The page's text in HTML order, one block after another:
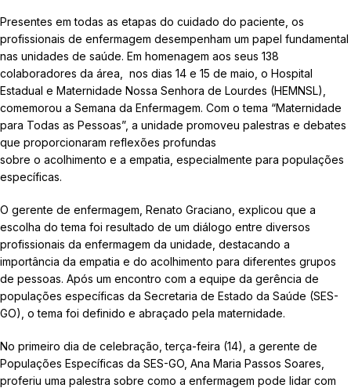
Presentes em todas as etapas do cuidado do paciente, os
profissionais de enfermagem desempenham um papel fundamental
nas unidades de saúde. Em homenagem aos seus 138
colaboradores da área, nos dias 14 e 15 de maio, o Hospital
Estadual e Maternidade Nossa Senhora de Lourdes (HEMNSL),
comemorou a Semana da Enfermagem. Com o tema “Maternidade
para Todas as Pessoas”, a unidade promoveu palestras e debates
que proporcionaram reflexões profundas
sobre o acolhimento e a empatia, especialmente para populações
específicas.
O gerente de enfermagem, Renato Graciano, explicou que a
escolha do tema foi resultado de um diálogo entre diversos
profissionais da enfermagem da unidade, destacando a
importância da empatia e do acolhimento para diferentes grupos
de pessoas. Após um encontro com a equipe da gerência de
populações específicas da Secretaria de Estado da Saúde (SES-
GO), o tema foi definido e abraçado pela maternidade.
No primeiro dia de celebração, terça-feira (14), a gerente de
Populações Específicas da SES-GO, Ana Maria Passos Soares,
proferiu uma palestra sobre como a enfermagem pode lidar com